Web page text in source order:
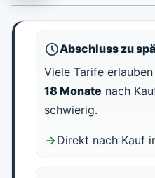
Abschluss zu
Viele Tarife
18 Monate nach
schwierig.
Direkt nach Kauf